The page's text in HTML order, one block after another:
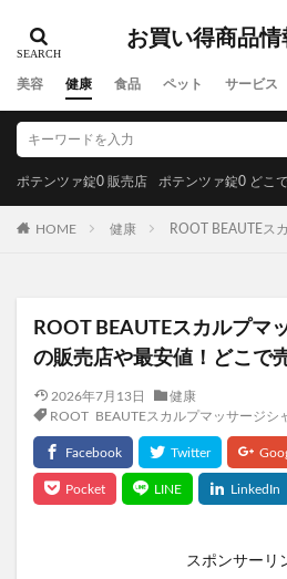
お買い得商品
美容 健康 食品 ペット サービス
ポテンツァ錠0 販売店 ポテンツァ錠0 どこ
HOME 健康 ROOT BEAUTEス
ROOT BEAUTEスカルプマ
の販売店や最安値！どこで
2026年7月13日
健康
ROOT BEAUTEスカルプマッサージシ
スポンサーリ